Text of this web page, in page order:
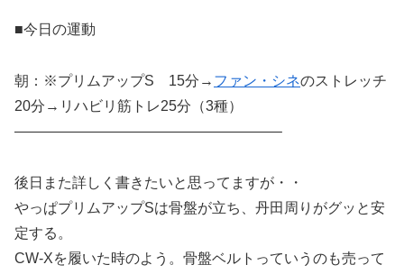
■今日の運動
朝：※プリムアップS 15分→ ファン・シネのストレッチ
20分→リハビリ筋トレ25分（3種）
——————————————————–
後日また詳しく書きたいと思ってますが・・
やっぱプリムアップSは骨盤が立ち、丹田周りがグッと安
定する。
CW-Xを履いた時のよう。骨盤ベルトっていうのも売って